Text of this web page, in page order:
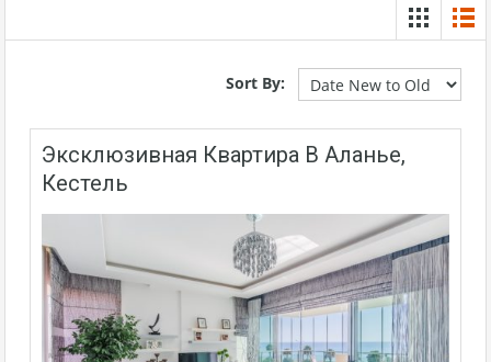
Sort By:
Эксклюзивная Квартира В Аланье,
Кестель